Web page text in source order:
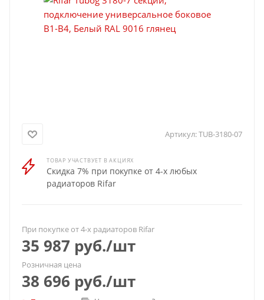
Артикул:TUB-3180-07
ТОВАР УЧАСТВУЕТ В АКЦИЯХ
Скидка 7% при покупке от 4-х любых
радиаторов Rifar
При покупке от 4-х радиаторов Rifar
35 987 руб./шт
Розничная цена
38 696 руб./шт